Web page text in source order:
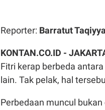
Reporter: Barratut
KONTAN.CO.ID -
Fitri kerap berbeda
lain. Tak pelak, hal
Perbedaan muncul